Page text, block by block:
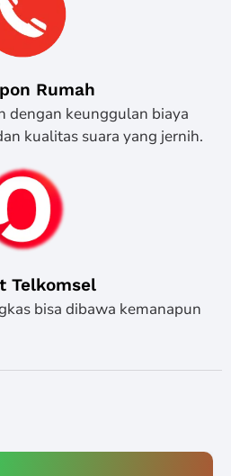
Rumah
dengan keunggulan biaya
kualitas suara yang jernih.
Telkomsel
bisa dibawa kemanapun